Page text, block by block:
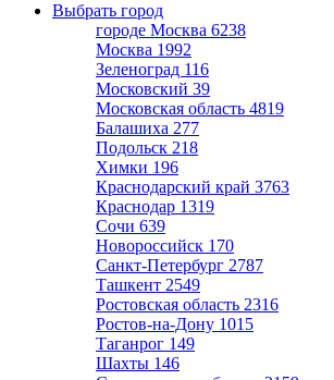
Выбрать город
городе Москва 6238
Москва 1992
Зеленоград 116
Московский 39
Московская область 4819
Балашиха 277
Подольск 218
Химки 196
Краснодарский край 3763
Краснодар 1319
Сочи 639
Новороссийск 170
Санкт-Петербург 2787
Ташкент 2549
Ростовская область 2316
Ростов-на-Дону 1015
Таганрог 149
Шахты 146